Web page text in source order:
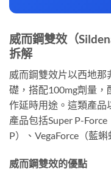
威而鋼雙效（
拆解
威而鋼雙效片以西地那
礎，搭配100mg劑量，
作延時用途。這類產品
產品包括Super P-
P）、VegaForce（藍蝌
威而鋼雙效的優點